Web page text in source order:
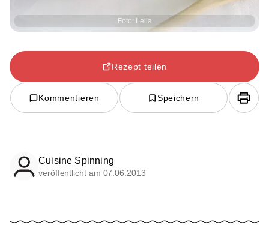
Foto: Leila
Rezept teilen
Kommentieren Speichern
Cuisine Spinning
veröffentlicht am 07.06.2013